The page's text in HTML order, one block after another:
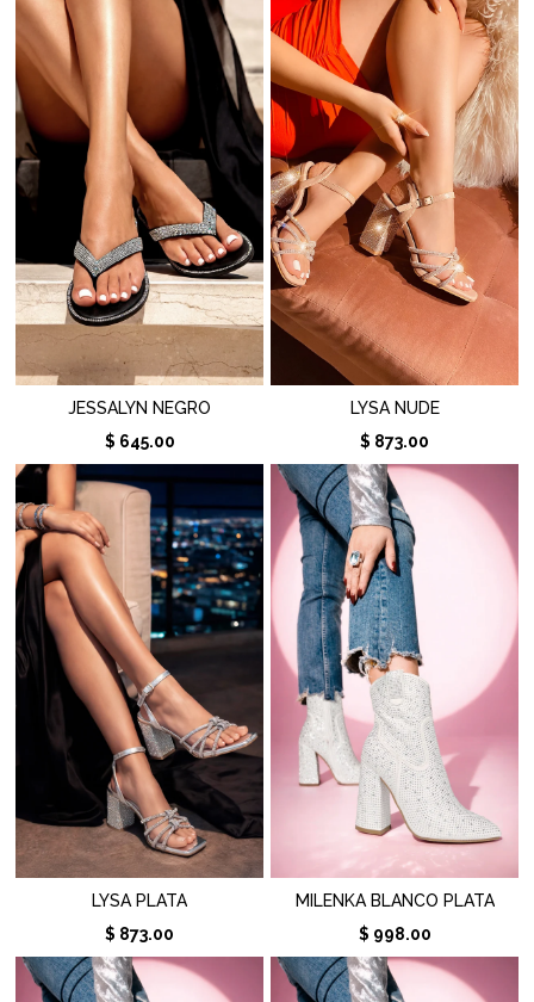
JESSALYN NEGRO
$ 645.00
LYSA NUDE
$ 873.00
LYSA PLATA
$ 873.00
MILENKA BLANCO PLATA
$ 998.00